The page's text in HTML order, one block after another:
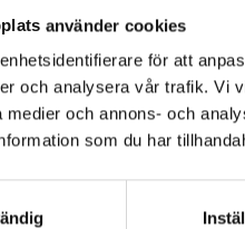
använder cookies
för att
och analysera vår trafik. Vi
medier och annons- och
som du har
av